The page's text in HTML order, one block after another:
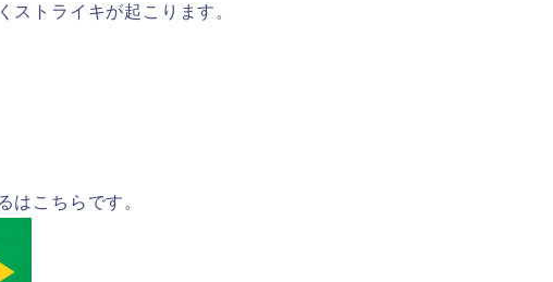
ストライキが起こります。
はこちらです。